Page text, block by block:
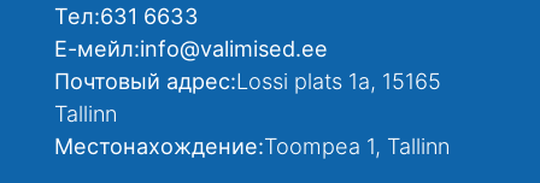
Тел:631 6633
Е-мейл:info@valimised.ee
Почтовый адрес:Lossi plats 1a, 15165
Tallinn
Местонахождение:Toompea 1, Tallinn